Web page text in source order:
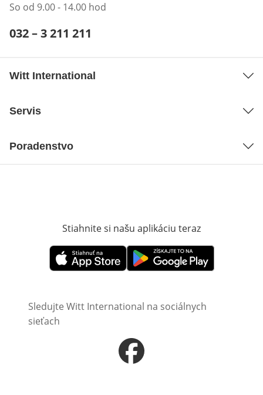
So od 9.00 - 14.00 hod
Telefónne číslo:
032 – 3 211 211
Witt International
Servis
Poradenstvo
Stiahnite si našu aplikáciu teraz
Otvorí sa vnovom okneOtvorí sa vnovom okne
Sledujte Witt International na sociálnych
sieťach
Otvorí sa vnovom okne